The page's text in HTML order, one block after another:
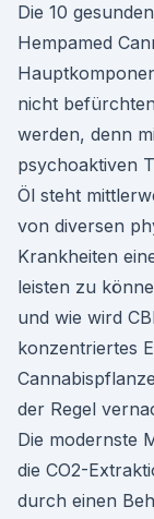
Die 10
Hempamed
nicht
werden, denn
psychoaktiven
Öl steht
von diversen
Krankheiten
leisten zu
und wie wird
konzentriertes
der Regel
Die modernste
die CO2-
durch einen